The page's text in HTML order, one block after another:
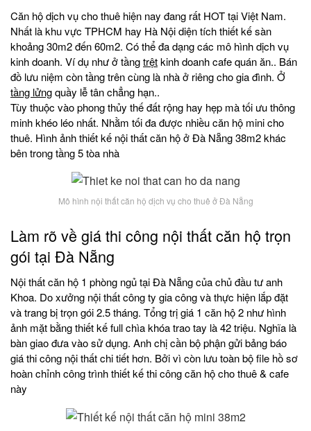
Căn hộ dịch vụ cho thuê hiện nay đang rất HOT tại Việt Nam.
Nhất là khu vực TPHCM hay Hà Nội diện tích thiết kế sàn
khoảng 30m2 đến 60m2. Có thể đa dạng các mô hình dịch vụ
kinh doanh. Ví dụ như ở tầngtrệtkinh doanh cafe quán ăn.. Bán
đồ lưu niệm còn tầng trên cùng là nhà ở riêng cho gia đình. Ở
tầng lửngquầy lễ tân chẳng hạn..
Tùy thuộc vào phong thủy thế đất rộng hay hẹp mà tối ưu thông
minh khéo léo nhất. Nhằm tối đa được nhiều căn hộ mini cho
thuê. Hình ảnh thiết kế nội thất căn hộ ở Đà Nẵng 38m2 khác
bên trong tầng 5 tòa nhà
Mô hình nội thất căn hộ dịch vụ cho thuê ở Đà Nẵng
Làm rõ về giá thi công nội thất căn hộ trọn
gói tại Đà Nẵng
Nội thất căn hộ 1 phòng ngủ tại Đà Nẵng của chủ đầu tư anh
Khoa. Do xưởng nội thất công ty gia công và thực hiện lắp đặt
và trang bị trọn gói 2.5 tháng. Tổng trị giá 1 căn hộ 2 như hình
ảnh mặt bằng thiết kế full chìa khóa trao tay là 42 triệu. Nghĩa là
bàn giao đưa vào sử dụng. Anh chị cần bộ phận gửi bảng báo
giá thi công nội thất chi tiết hơn. Bởi vì còn lưu toàn bộ file hồ sơ
hoàn chỉnh công trình thiết kế thi công căn hộ cho thuê & cafe
này